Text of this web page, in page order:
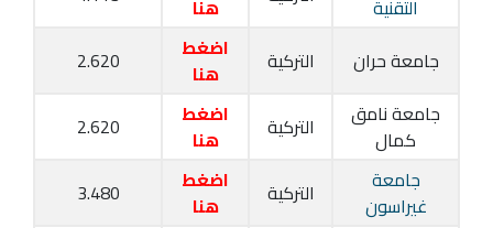
التقنية هنا
جامعة حران
التركية
اضغط
هنا
2.620
جامعة نامق
كمال
التركية
اضغط
هنا
2.620
جامعة
غيراسون
التركية
اضغط
هنا
3.480